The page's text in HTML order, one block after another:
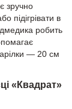
зручно
підігрівати в
робить
— 20 см
«Квадрат»